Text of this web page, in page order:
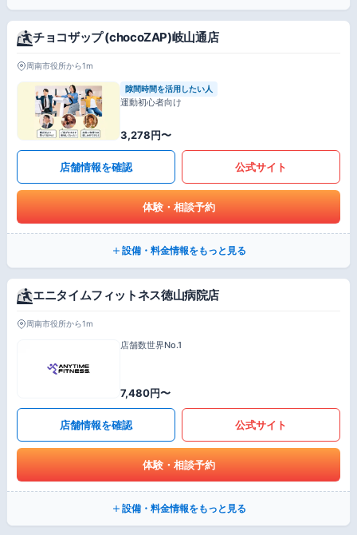
チョコザップ (chocoZAP)岐山通店
周南市役所から1m
隙間時間を活用したい人
運動初心者向け
3,278円〜
店舗情報を確認 公式サイト
体験・相談予約
設備・料金情報をもっと見る
エニタイムフィットネス徳山病院店
周南市役所から1m
店舗数世界No.1
7,480円〜
店舗情報を確認 公式サイト
体験・相談予約
設備・料金情報をもっと見る